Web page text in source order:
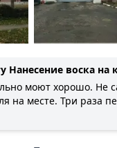
Нанесение воска на
моют хорошо. Не
на месте. Три раза
воском.